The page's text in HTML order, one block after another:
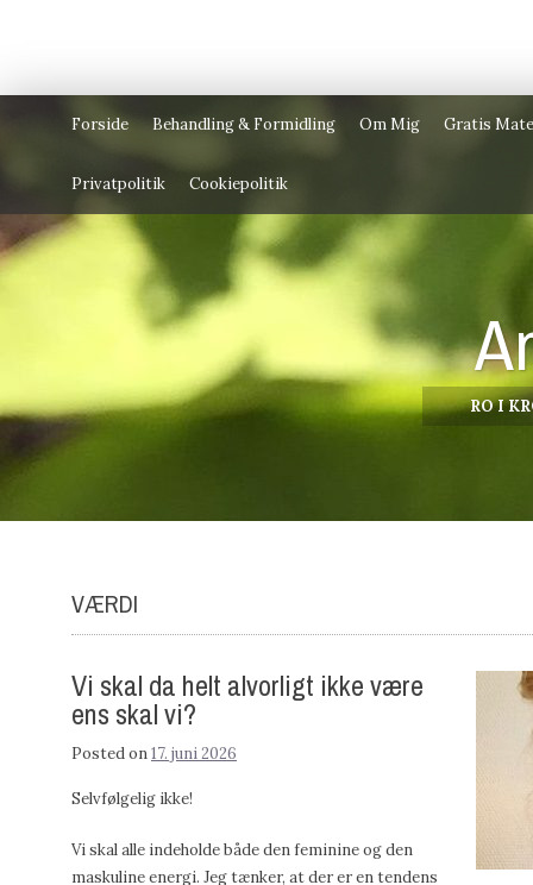
Forside Behandling & Formidling Om Mig Gratis
Privatpolitik Cookiepolitik
RO I
VÆRDI
Vi skal da helt alvorligt ikke være
ens skal vi?
Posted on17. juni 2026
Selvfølgelig ikke!
Vi skal alle indeholde både den feminine og den
maskuline energi. Jeg tænker, at der er en tendens